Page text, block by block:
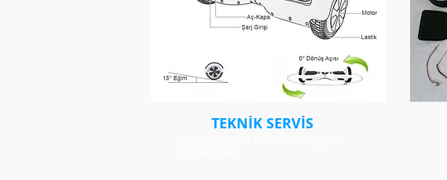
TEKNİK SERVİS